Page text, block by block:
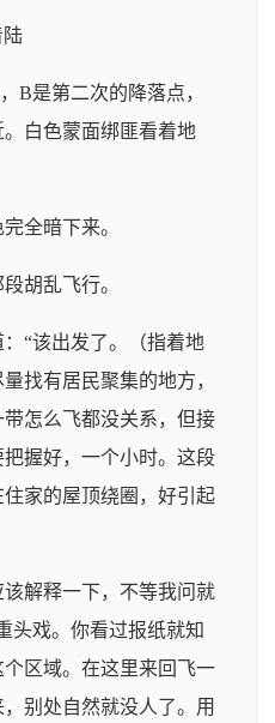
陆
B是第二次的降落点，
白色蒙面绑匪看着地
全暗下来。
胡乱飞行。
“该出发了。（指着地
找有居民聚集的地方，
怎么飞都没关系，但接
握好，一个小时。这段
家的屋顶绕圈，好引起
解释一下，不等我问就
头戏。你看过报纸就知
区域。在这里来回飞一
别处自然就没人了。用